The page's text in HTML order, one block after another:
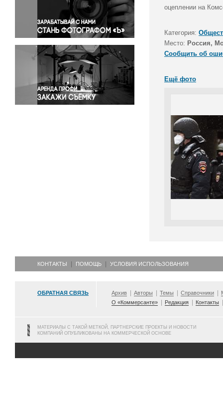
Правосудие
Происшествия и конфликты
Религия
Светская жизнь
Спорт
Экология
Экономика и бизнес
оцеплении на
Категория:
Место: Россия,
Сообщить об
Ещё фото
КОНТАКТЫ ПОМОЩЬ УСЛОВИЯ ИСПОЛЬЗОВАНИЯ
ОБРАТНАЯ СВЯЗЬ Архив Авторы Темы Справочники
О «Коммерсанте»
Редакция Контакты
МАТЕРИАЛЫ С ТАКОЙ МЕТКОЙ, ПАРТНЕРСКИЕ ПРОЕКТЫ И НОВОСТИ
КОМПАНИЙ ОПУБЛИКОВАНЫ НА КОММЕРЧЕСКОЙ ОСНОВЕ